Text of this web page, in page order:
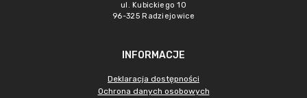
ul. Kubickiego 10
96-325 Radziejowice
INFORMACJE
Deklaracja dostępności
Ochrona danych osobowych